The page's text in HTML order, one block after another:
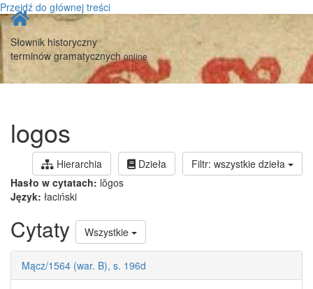
Przejdź do głównej treści
Strona
główna
Słownik historyczny
terminów gramatycznychonline
logos
Hierarchia Dzieła
Filtr: wszystkie dzieła
Hasło w cytatach: lŏgos
Język: łaciński
Cytaty Wszystkie
Mącz/1564 (war. B), s. 196d